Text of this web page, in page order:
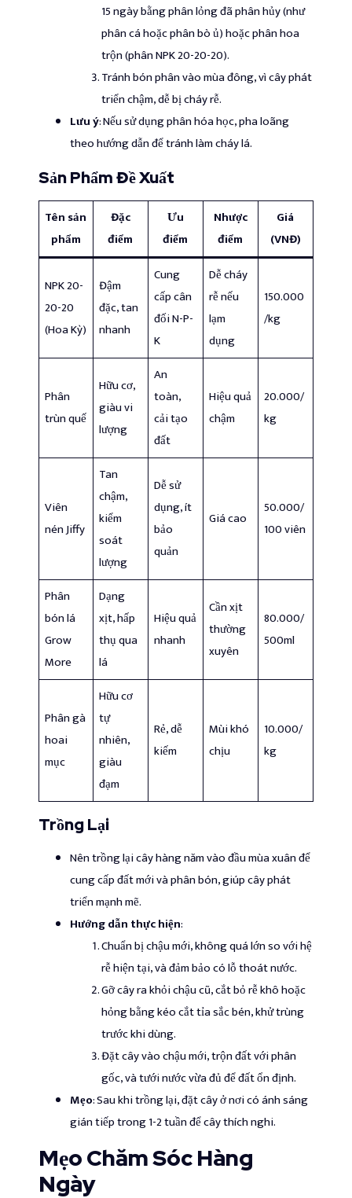
15 ngày bằng phân lỏng đã phân hủy (như
phân cá hoặc phân bò ủ) hoặc phân hoa
trộn (phân NPK 20-20-20).
Tránh bón phân vào mùa đông, vì cây phát
triển chậm, dễ bị cháy rễ.
Lưu ý: Nếu sử dụng phân hóa học, pha loãng
theo hướng dẫn để tránh làm cháy lá.
Sản Phẩm Đề Xuất
Tên sản
phẩm
Đặc
điểm
Ưu
điểm
Nhược
điểm
Giá
(VNĐ)
NPK 20-
20-20
(Hoa Kỳ)
Đậm
đặc, tan
nhanh
Cung
cấp cân
đối N-P-
K
Dễ cháy
rễ nếu
lạm
dụng
150.000
/kg
Phân
trùn quế
Hữu cơ,
giàu vi
lượng
An
toàn,
cải tạo
đất
Hiệu quả
chậm
20.000/
kg
Viên
nén Jiffy
Tan
chậm,
kiểm
soát
lượng
Dễ sử
dụng, ít
bảo
quản
Giá cao
50.000/
100 viên
Phân
bón lá
Grow
More
Dạng
xịt, hấp
thụ qua
lá
Hiệu quả
nhanh
Cần xịt
thường
xuyên
80.000/
500ml
Phân gà
hoai
mục
Hữu cơ
tự
nhiên,
giàu
đạm
Rẻ, dễ
kiếm
Mùi khó
chịu
10.000/
kg
Trồng Lại
Nên trồng lại cây hàng năm vào đầu mùa xuân để
cung cấp đất mới và phân bón, giúp cây phát
triển mạnh mẽ.
Hướng dẫn thực hiện:
Chuẩn bị chậu mới, không quá lớn so với hệ
rễ hiện tại, và đảm bảo có lỗ thoát nước.
Gỡ cây ra khỏi chậu cũ, cắt bỏ rễ khô hoặc
hỏng bằng kéo cắt tỉa sắc bén, khử trùng
trước khi dùng.
Đặt cây vào chậu mới, trộn đất với phân
gốc, và tưới nước vừa đủ để đất ổn định.
Mẹo: Sau khi trồng lại, đặt cây ở nơi có ánh sáng
gián tiếp trong 1-2 tuần để cây thích nghi.
Mẹo Chăm Sóc Hàng
Ngày